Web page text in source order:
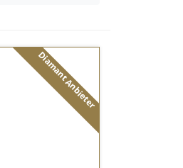
Diamant Anbieter